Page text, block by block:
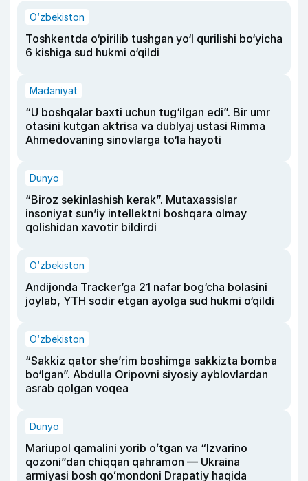
O‘zbekiston
Toshkentda o‘pirilib tushgan yo‘l qurilishi bo‘yicha
6 kishiga sud hukmi o‘qildi
Madaniyat
“U boshqalar baxti uchun tug‘ilgan edi”. Bir umr
otasini kutgan aktrisa va dublyaj ustasi Rimma
Ahmedovaning sinovlarga to‘la hayoti
Dunyo
“Biroz sekinlashish kerak”. Mutaxassislar
insoniyat sun’iy intellektni boshqara olmay
qolishidan xavotir bildirdi
O‘zbekiston
Andijonda Tracker’ga 21 nafar bog‘cha bolasini
joylab, YTH sodir etgan ayolga sud hukmi o‘qildi
O‘zbekiston
“Sakkiz qator she’rim boshimga sakkizta bomba
bo‘lgan”. Abdulla Oripovni siyosiy ayblovlardan
asrab qolgan voqea
Dunyo
Mariupol qamalini yorib oʻtgan va “Izvarino
qozoni”dan chiqqan qahramon — Ukraina
armiyasi bosh qoʻmondoni Drapatiy haqida